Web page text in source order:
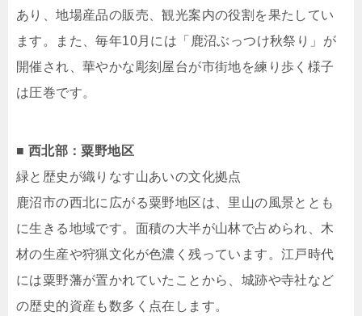
あり、地場産品の販売、観光案内の役割を果たしてい
ます。また、毎年10月には「鹿沼ぶっつけ秋祭り」が
開催され、華やかな彫刻屋台が市街地を練り歩く様子
は圧巻です。
■ 西北部：粟野地区
緑と歴史が織りなす山あいの文化拠点
鹿沼市の西北に広がる粟野地区は、里山の風景ととも
に生きる地域です。面積の大半が山林で占められ、木
材の生産や狩猟文化が色濃く残っています。江戸時代
には粟野藩が置かれていたことから、城跡や寺社など
の歴史的資産も数多く点在します。